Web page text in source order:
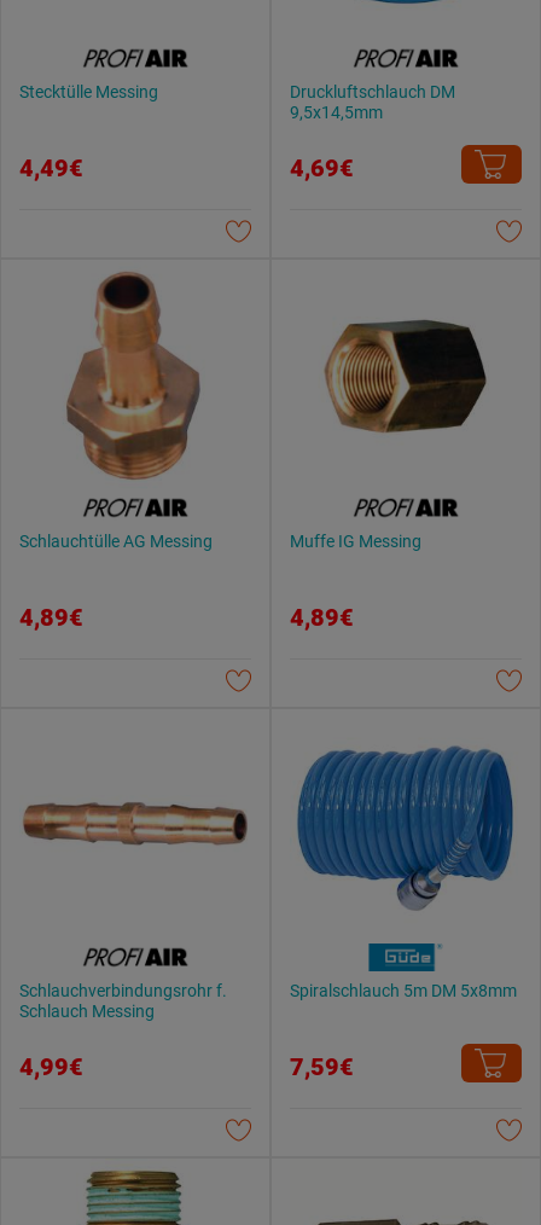
Stecktülle Messing
4,49€
Druckluftschlauch DM
9,5x14,5mm
4,69€
Schlauchtülle AG Messing
4,89€
Muffe IG Messing
4,89€
Schlauchverbindungsrohr f.
Schlauch Messing
4,99€
Spiralschlauch 5m DM 5x8mm
7,59€